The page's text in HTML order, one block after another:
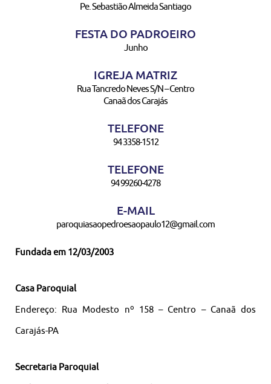
Pe. Sebastião Almeida Santiago
FESTA DO PADROEIRO
Junho
IGREJA MATRIZ
Rua Tancredo Neves S/N – Centro
Canaã dos Carajás
TELEFONE
94 3358-1512
TELEFONE
94 99260-4278
E-MAIL
paroquiasaopedroesaopaulo12@gmail.com
Fundada em 12/03/2003
Casa Paroquial
Endereço: Rua Modesto nº 158 – Centro – Canaã dos
Carajás-PA
Secretaria Paroquial